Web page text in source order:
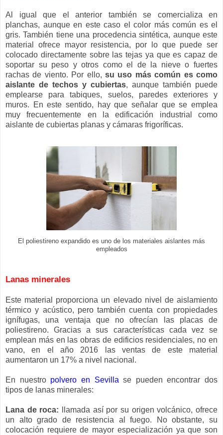
Al igual que el anterior también se comercializa en
planchas, aunque en este caso el color más común es el
gris. También tiene una procedencia sintética, aunque este
material ofrece mayor resistencia, por lo que puede ser
colocado directamente sobre las tejas ya que es capaz de
soportar su peso y otros como el de la nieve o fuertes
rachas de viento. Por ello, su uso más común es como
aislante de techos y cubiertas, aunque también puede
emplearse para tabiques, suelos, paredes exteriores y
muros. En este sentido, hay que señalar que se emplea
muy frecuentemente en la edificación industrial como
aislante de cubiertas planas y cámaras frigoríficas.
El poliestireno expandido es uno de los materiales aislantes más
empleados
Lanas minerales
Este material proporciona un elevado nivel de aislamiento
térmico y acústico, pero también cuenta con propiedades
ignífugas, una ventaja que no ofrecían las placas de
poliestireno. Gracias a sus características cada vez se
emplean más en las obras de edificios residenciales, no en
vano, en el año 2016 las ventas de este material
aumentaron un 17% a nivel nacional.
En nuestro polvero en Sevilla se pueden encontrar dos
tipos de lanas minerales:
Lana de roca: llamada así por su origen volcánico, ofrece
un alto grado de resistencia al fuego. No obstante, su
colocación requiere de mayor especialización ya que son